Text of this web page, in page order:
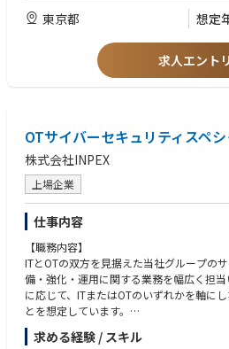
・安全性への高い意識とコンプライアンス
・技術のトレンドに対する興味と学習意欲
・海外エンジニアリング会社、設備会社
【望ましい経験等】
・Professional Engineer
・工学博士、技術士
東京都 想定
求人エント
OTサイバーセキュリティスペ
株式会社INPEX
上場企業
仕事内容
【職務内容】
ITとOTの双方を見据えた当社グループの
備・強化・運用に関する業務を幅広く担
に応じて、ITまたはOTのいずれかを軸に
とを想定しています。
〈ガバナンス／戦略〉：全社および国内外
戦略の策定と統制体制の構築・高度化を担
求める経験 / スキル